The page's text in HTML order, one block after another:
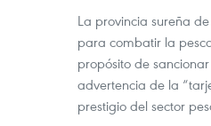
La provincia sureña
para combatir la
propósito de
advertencia de la
prestigio del sector